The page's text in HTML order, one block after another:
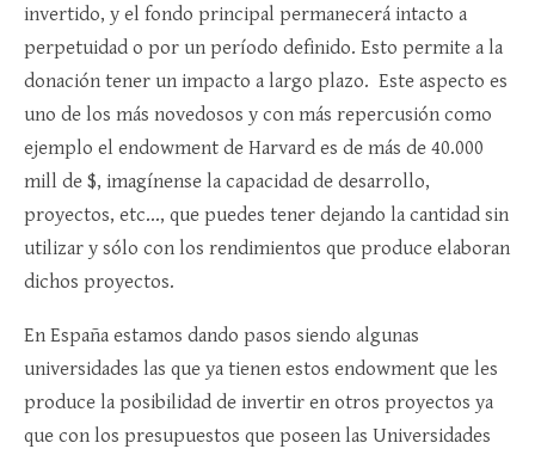
invertido, y el fondo principal permanecerá intacto a
perpetuidad o por un período definido. Esto permite a la
donación tener un impacto a largo plazo. Este aspecto es
uno de los más novedosos y con más repercusión como
ejemplo el endowment de Harvard es de más de 40.000
mill de $, imagínense la capacidad de desarrollo,
proyectos, etc…, que puedes tener dejando la cantidad sin
utilizar y sólo con los rendimientos que produce elaboran
dichos proyectos.
En España estamos dando pasos siendo algunas
universidades las que ya tienen estos endowment que les
produce la posibilidad de invertir en otros proyectos ya
que con los presupuestos que poseen las Universidades